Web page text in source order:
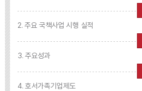
2. 주요 국책사업 시행 실적
3. 주요성과
4. 호서가족기업제도